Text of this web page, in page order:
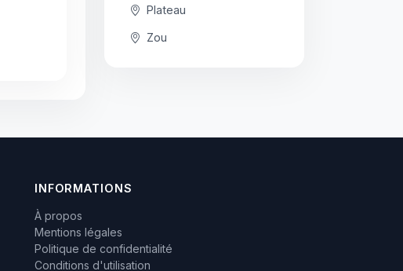
Plateau
Zou
INFORMATIONS
À propos
Mentions légales
Politique de confidentialité
Conditions d'utilisation